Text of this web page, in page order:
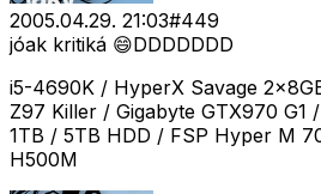
2005.04.29. 21:03#449
jóak kritiká 😄DDDDDDD
i5-4690K / HyperX Savage
Z97 Killer / Gigabyte GTX970 G1
1TB / 5TB HDD / FSP Hyper M
H500M